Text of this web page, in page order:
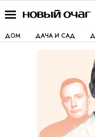
ДОМ ДАЧА И САД